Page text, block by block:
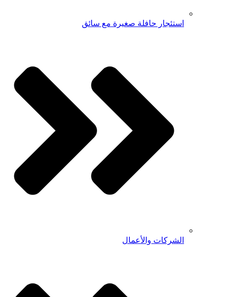
استئجار حافلة صغيرة مع سائق
الشركات والأعمال